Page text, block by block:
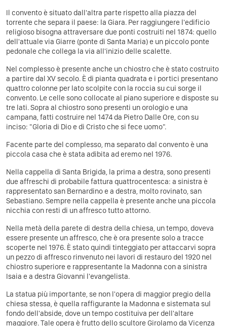
Il convento è situato dall'altra parte rispetto alla piazza del
torrente che separa il paese: la Giara. Per raggiungere l'edificio
religioso bisogna attraversare due ponti costruiti nel 1874: quello
dell'attuale via Giarre (ponte di Santa Maria) e un piccolo ponte
pedonale che collega la via all'inizio delle scalette.
Nel complesso è presente anche un chiostro che è stato costruito
a partire dal XV secolo. È di pianta quadrata e i portici presentano
quattro colonne per lato scolpite con la roccia su cui sorge il
convento. Le celle sono collocate al piano superiore e disposte su
tre lati. Sopra al chiostro sono presenti un orologio e una
campana, fatti costruire nel 1474 da Pietro Dalle Ore, con su
inciso: "Gloria di Dio e di Cristo che si fece uomo".
Facente parte del complesso, ma separato dal convento è una
piccola casa che è stata adibita ad eremo nel 1976.
Nella cappella di Santa Brigida, la prima a destra, sono presenti
due affreschi di probabile fattura quattrocentesca: a sinistra è
rappresentato san Bernardino e a destra, molto rovinato, san
Sebastiano. Sempre nella cappella è presente anche una piccola
nicchia con resti di un affresco tutto attorno.
Nella metà della parete di destra della chiesa, un tempo, doveva
essere presente un affresco, che è ora presente solo a tracce
scoperte nel 1976. È stato quindi tinteggiato per attaccarvi sopra
un pezzo di affresco rinvenuto nei lavori di restauro del 1920 nel
chiostro superiore e rappresentante la Madonna con a sinistra
Isaia e a destra Giovanni l'evangelista.
La statua più importante, se non l'opera di maggior pregio della
chiesa stessa, è quella raffigurante la Madonna e sistemata sul
fondo dell'abside, dove un tempo costituiva per dell'altare
maggiore. Tale opera è frutto dello scultore Girolamo da Vicenza